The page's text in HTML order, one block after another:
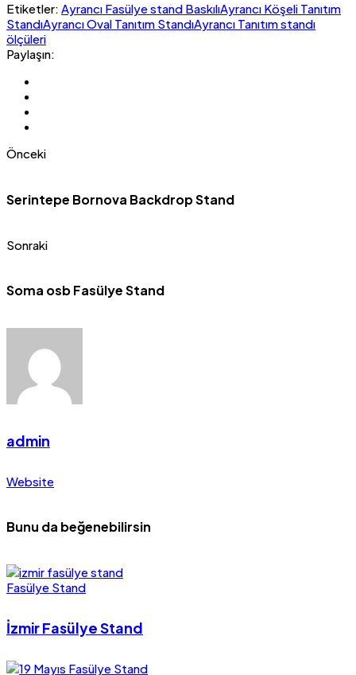
Etiketler: Ayrancı Fasülye stand BaskılıAyrancı Köşeli Tanıtım
StandıAyrancı Oval Tanıtım StandıAyrancı Tanıtım standı
ölçüleri
Paylaşın:
Önceki
Serintepe Bornova Backdrop Stand
Sonraki
Soma osb Fasülye Stand
admin
Website
Bunu da beğenebilirsin
Fasülye Stand
İzmir Fasülye Stand